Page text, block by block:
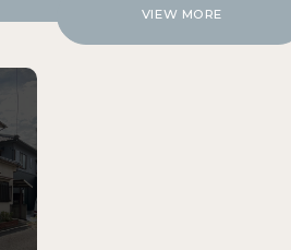
VIEW MORE